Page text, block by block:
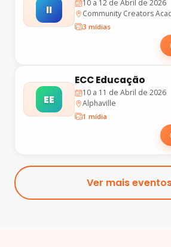
II
10 a 12 de Abril de 2026
Community Creators
3 mídias
EE
ECC Educação
10 a 11 de Abril de 2026
Alphaville
1 mídia
Ver mais